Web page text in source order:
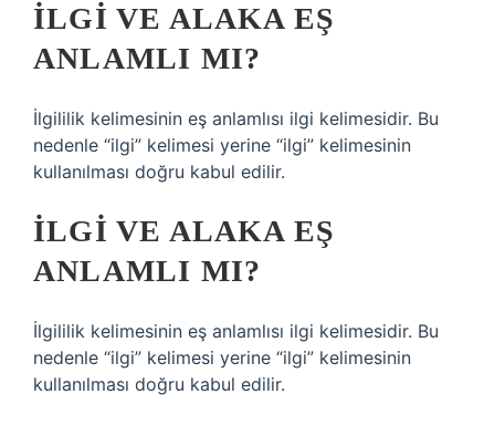
İLGI VE ALAKA EŞ
ANLAMLI MI?
İlgililik kelimesinin eş anlamlısı ilgi kelimesidir. Bu
nedenle “ilgi” kelimesi yerine “ilgi” kelimesinin
kullanılması doğru kabul edilir.
İLGI VE ALAKA EŞ
ANLAMLI MI?
İlgililik kelimesinin eş anlamlısı ilgi kelimesidir. Bu
nedenle “ilgi” kelimesi yerine “ilgi” kelimesinin
kullanılması doğru kabul edilir.